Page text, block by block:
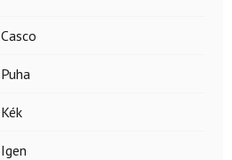
Casco
Puha
Kék
Igen